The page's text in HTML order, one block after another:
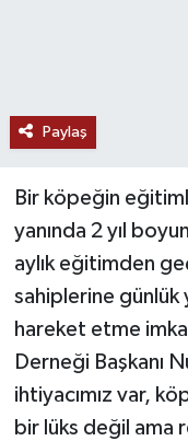
Paylaş
Bir köpeğin
yanında 2 yıl
aylık eğitimden
sahiplerine günlük
hareket etme
Derneği Başkanı
ihtiyacımız var,
bir lüks değil ama
Yaşam
Yerel
AboneHaber